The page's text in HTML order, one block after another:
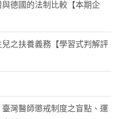
德國的法制比較【本期企
之扶養義務【學習式判解評
灣醫師懲戒制度之盲點、運